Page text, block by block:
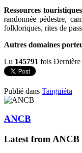
Ressources
randonnée pédestre,
folkloriques, rites de
Autres domaines
Lu 145791 fois
Publié dans Tanguiéta
ANCB
Latest from ANCB